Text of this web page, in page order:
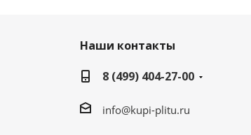
Наши контакты
8 (499) 404-27-00
info@kupi-plitu.ru